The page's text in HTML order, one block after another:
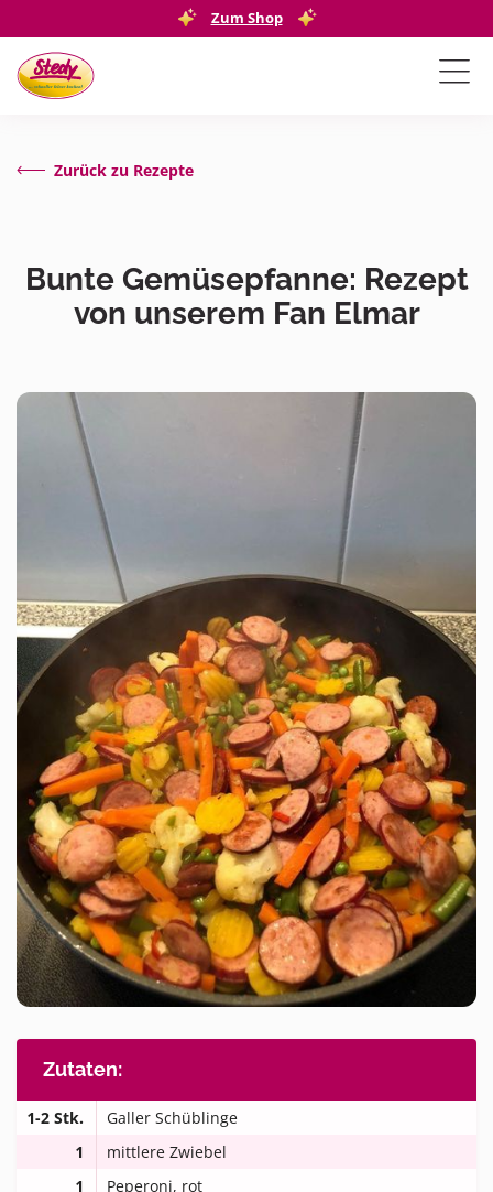
Zum Shop
Zurück zu Rezepte
Bunte Gemüsepfanne: Rezept
von unserem Fan Elmar
Zutaten:
1-2 Stk.
Galler Schüblinge
1
mittlere Zwiebel
1
Peperoni, rot